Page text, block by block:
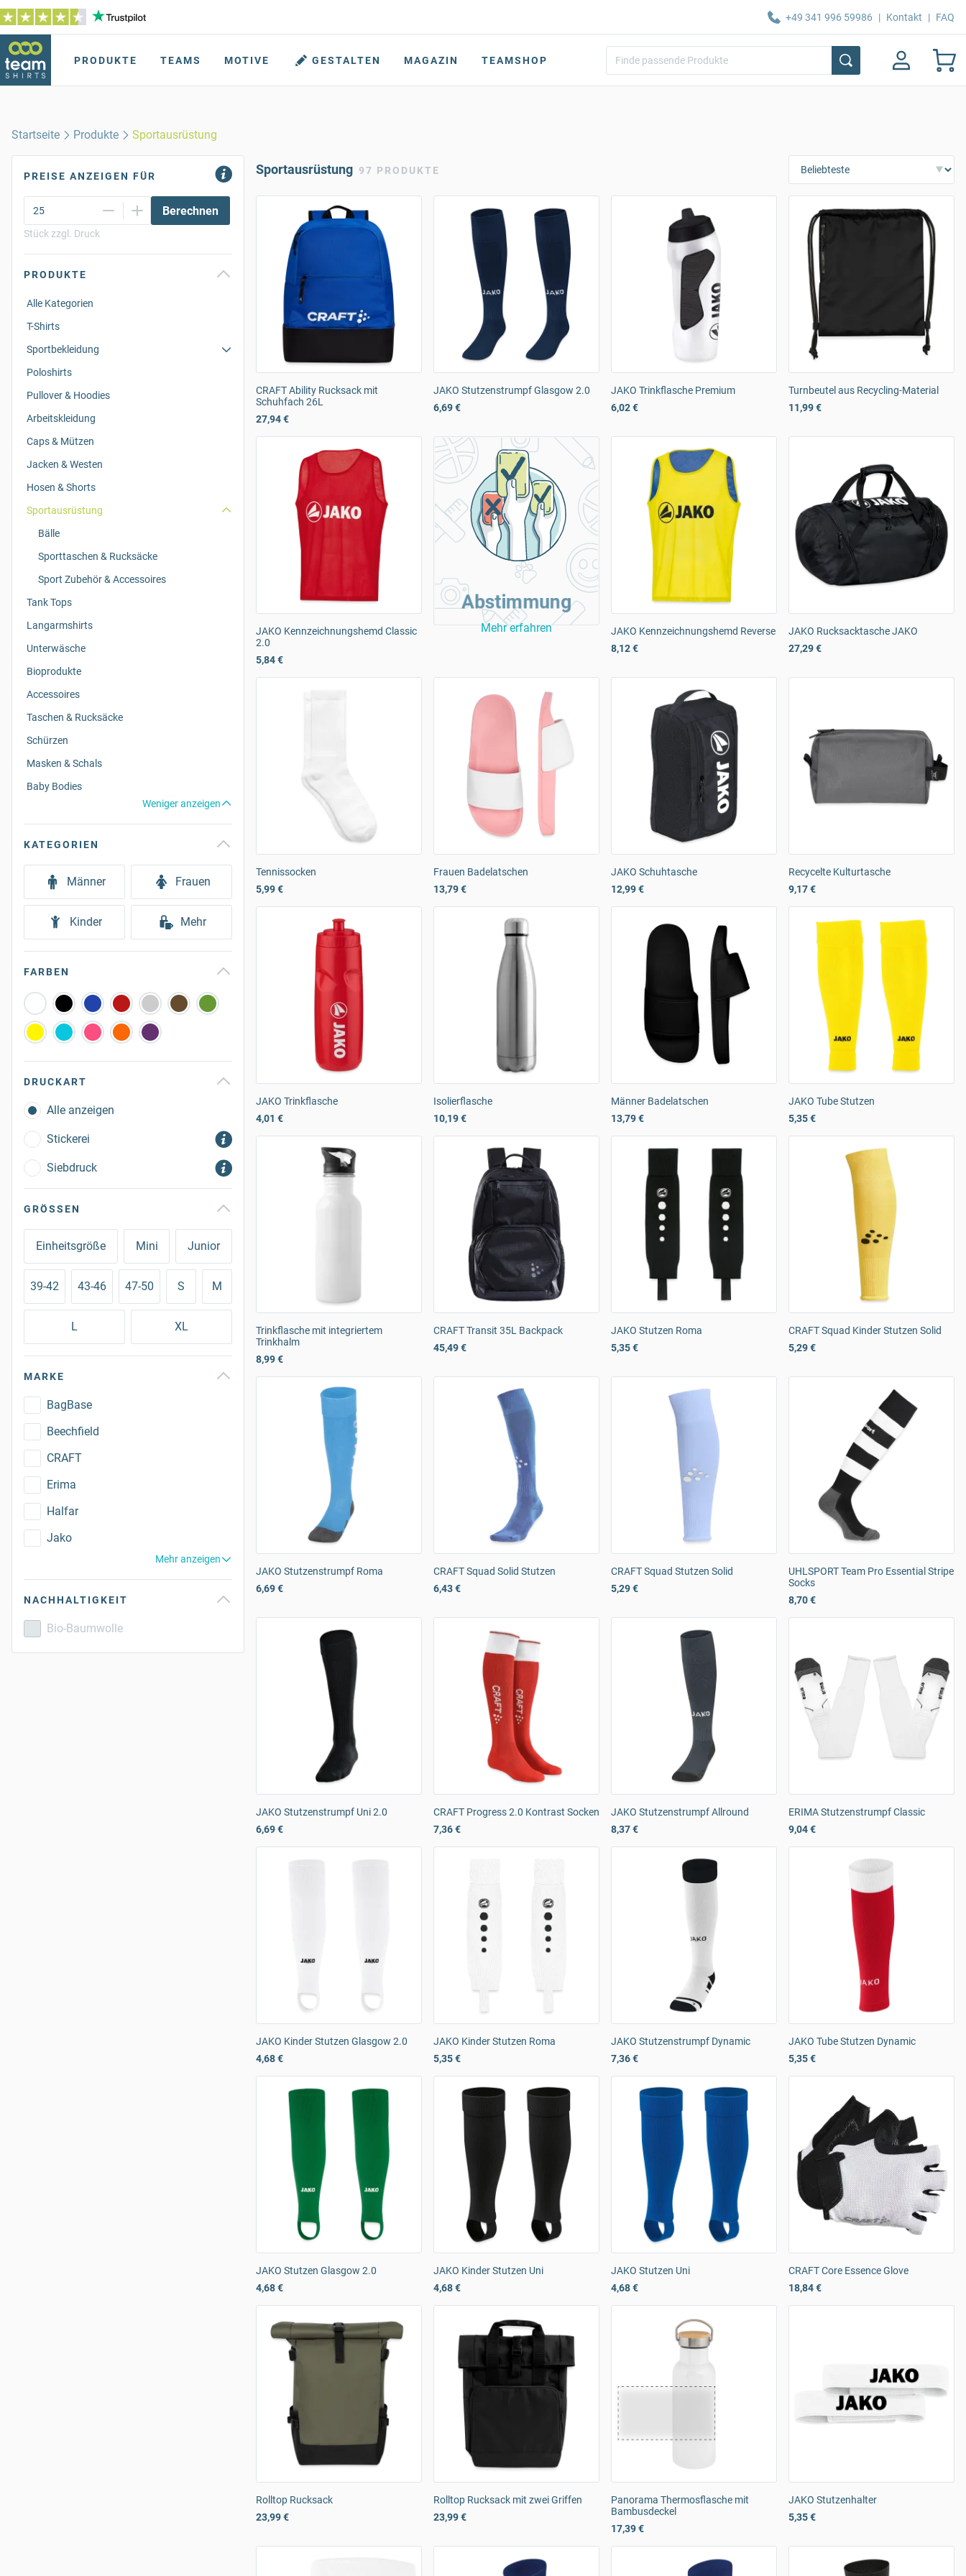
+49 341 996 59986 | Kontakt | FAQ
PRODUKTE TEAMS MOTIVE GESTALTEN MAGAZIN TEAMSHOP
Startseite Produkte Sportausrüstung
PREISE ANZEIGEN FÜR
Berechnen
Stück zzgl. Druck
PRODUKTE
Alle Kategorien
T-Shirts
Sportbekleidung
Poloshirts
Pullover & Hoodies
Arbeitskleidung
Caps & Mützen
Jacken & Westen
Hosen & Shorts
Sportausrüstung
Bälle
Sporttaschen & Rucksäcke
Sport Zubehör & Accessoires
Tank Tops
Langarmshirts
Unterwäsche
Bioprodukte
Accessoires
Taschen & Rucksäcke
Schürzen
Masken & Schals
Baby Bodies
Weniger anzeigen
KATEGORIEN
Männer Frauen
Kinder Mehr
FARBEN
DRUCKART
Alle anzeigen
Stickerei
Siebdruck
GRÖSSEN
Einheitsgröße Mini Junior
39-42 43-46 47-50 S M
L XL
MARKE
BagBase
Beechfield
CRAFT
Erima
Halfar
Jako
Mehr anzeigen
NACHHALTIGKEIT
Bio-Baumwolle
Sportausrüstung 97 PRODUKTE
CRAFT Ability Rucksack mit
Schuhfach 26L
27,94 €
JAKO Stutzenstrumpf Glasgow 2.0
6,69 €
JAKO Trinkflasche Premium
6,02 €
Turnbeutel aus Recycling-Material
11,99 €
JAKO Kennzeichnungshemd Classic
2.0
5,84 €
Abstimmung
Mehr erfahren
JAKO Kennzeichnungshemd Reverse
8,12 €
JAKO Rucksacktasche JAKO
27,29 €
Tennissocken
5,99 €
Frauen Badelatschen
13,79 €
JAKO Schuhtasche
12,99 €
Recycelte Kulturtasche
9,17 €
JAKO Trinkflasche
4,01 €
Isolierflasche
10,19 €
Männer Badelatschen
13,79 €
JAKO Tube Stutzen
5,35 €
Trinkflasche mit integriertem
Trinkhalm
8,99 €
CRAFT Transit 35L Backpack
45,49 €
JAKO Stutzen Roma
5,35 €
CRAFT Squad Kinder Stutzen Solid
5,29 €
JAKO Stutzenstrumpf Roma
6,69 €
CRAFT Squad Solid Stutzen
6,43 €
CRAFT Squad Stutzen Solid
5,29 €
UHLSPORT Team Pro Essential Stripe
Socks
8,70 €
JAKO Stutzenstrumpf Uni 2.0
6,69 €
CRAFT Progress 2.0 Kontrast Socken
7,36 €
JAKO Stutzenstrumpf Allround
8,37 €
ERIMA Stutzenstrumpf Classic
9,04 €
JAKO Kinder Stutzen Glasgow 2.0
4,68 €
JAKO Kinder Stutzen Roma
5,35 €
JAKO Stutzenstrumpf Dynamic
7,36 €
JAKO Tube Stutzen Dynamic
5,35 €
JAKO Stutzen Glasgow 2.0
4,68 €
JAKO Kinder Stutzen Uni
4,68 €
JAKO Stutzen Uni
4,68 €
CRAFT Core Essence Glove
18,84 €
Rolltop Rucksack
23,99 €
Rolltop Rucksack mit zwei Griffen
23,99 €
Panorama Thermosflasche mit
Bambusdeckel
17,39 €
JAKO Stutzenhalter
5,35 €